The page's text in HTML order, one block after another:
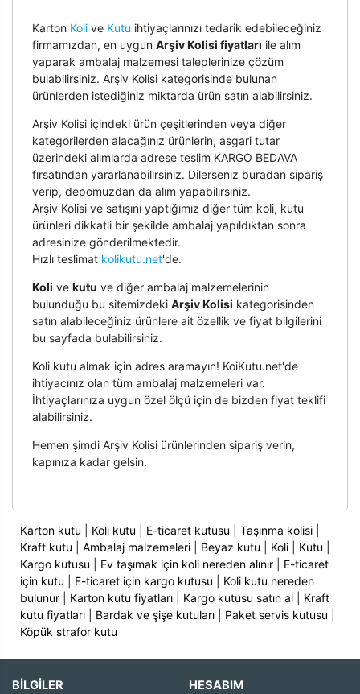
Karton Kolive Kutu ihtiyaçlarınızı tedarik edebileceğiniz
firmamızdan, en uygun Arşiv Kolisi fiyatları ile alım
yaparak ambalaj malzemesi taleplerinize çözüm
bulabilirsiniz. Arşiv Kolisi kategorisinde bulunan
ürünlerden istediğiniz miktarda ürün satın alabilirsiniz.
Arşiv Kolisi içindeki ürün çeşitlerinden veya diğer
kategorilerden alacağınız ürünlerin, asgari tutar
üzerindeki alımlarda adrese teslim KARGO BEDAVA
fırsatından yararlanabilirsiniz. Dilerseniz buradan sipariş
verip, depomuzdan da alım yapabilirsiniz.
Arşiv Kolisi ve satışını yaptığımız diğer tüm koli, kutu
ürünleri dikkatli bir şekilde ambalaj yapıldıktan sonra
adresinize gönderilmektedir.
Hızlı teslimat kolikutu.net'de.
Koli ve kutu ve diğer ambalaj malzemelerinin
bulunduğu bu sitemizdeki Arşiv Kolisi kategorisinden
satın alabileceğiniz ürünlere ait özellik ve fiyat bilgilerini
bu sayfada bulabilirsiniz.
Koli kutu almak için adres aramayın! KoiKutu.net'de
ihtiyacınız olan tüm ambalaj malzemeleri var.
İhtiyaçlarınıza uygun özel ölçü için de bizden fiyat teklifi
alabilirsiniz.
Hemen şimdi Arşiv Kolisi ürünlerinden sipariş verin,
kapınıza kadar gelsin.
Karton kutu Koli kutu E-ticaret kutusu Taşınma kolisi|
Kraft kutu
Ambalaj malzemeleri| Beyaz kutu Koli| Kutu
Kargo kutusu
Ev taşımak için koli nereden alınır| E-ticaret
için kutu
E-ticaret için kargo kutusu
Koli kutu nereden
bulunur| Karton kutu fiyatları| Kargo kutusu satın al| Kraft
kutu fiyatları| Bardak ve şişe kutuları| Paket servis kutusu
Köpük strafor kutu
BİLGİLER HESABIM